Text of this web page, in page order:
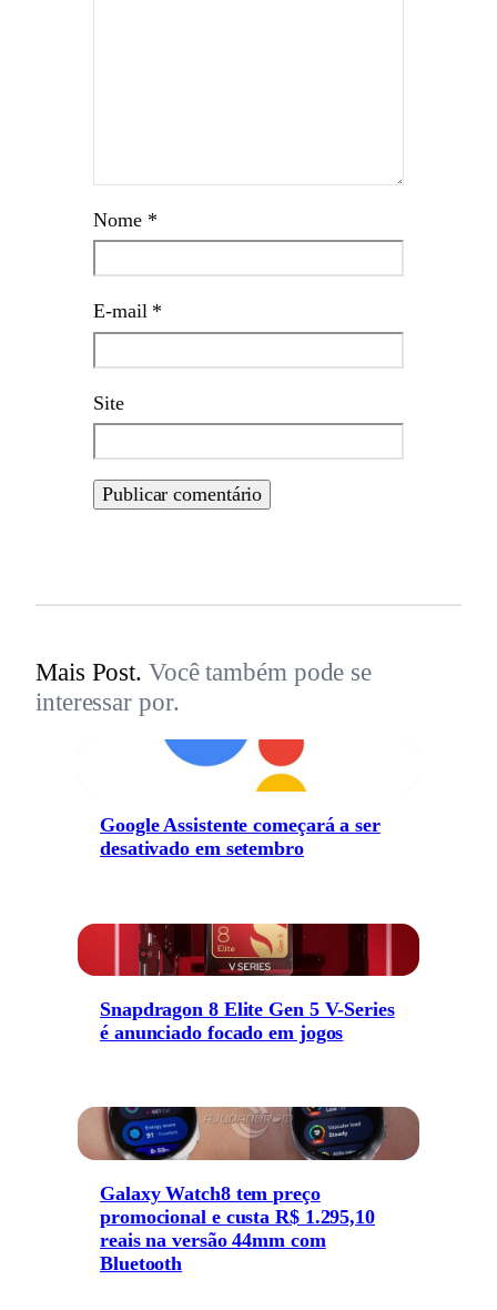
Nome *
E-mail *
Site
Mais Post. Você também pode se
interessar por.
Google Assistente começará a ser
desativado em setembro
Snapdragon 8 Elite Gen 5 V-Series
é anunciado focado em jogos
Galaxy Watch8 tem preço
promocional e custa R$ 1.295,10
reais na versão 44mm com
Bluetooth